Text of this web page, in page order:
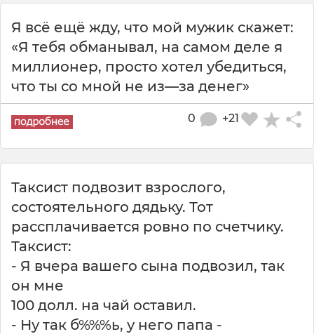
Я всё ещё жду, что мой мужик скажет:
«Я тебя обманывал, на самом деле я
миллионер, просто хотел убедиться,
что ты со мной не из—за денег»
+21
0
Таксист подвозит взрослого,
состоятельного дядьку. Тот
рассплачивается ровно по счетчику.
Таксист:
- Я вчера вашего сына подвозил, так
он мне
100 долл. на чай оставил.
- Ну так б%%%ь, у него папа -